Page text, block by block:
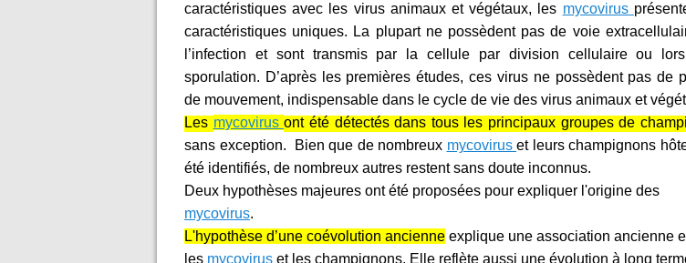
caractéristiques avec les virus animaux et végétaux, les mycovirus
caractéristiques uniques. La plupart ne possèdent pas de voie
l’infection et sont transmis par la cellule par division cellulaire ou
sporulation. D’après les premières études, ces virus ne possèdent pas de
de mouvement, indispensable dans le cycle de vie des virus animaux et
Les mycovirusont été détectés dans tous les principaux groupes de
sans exception. Bien que de nombreux mycovirus et leurs champignons
été identifiés, de nombreux autres restent sans doute inconnus.
Deux hypothèses majeures ont été proposées pour expliquer l'origine des
mycovirus.
L'hypothèse d’une coévolution ancienne explique une association ancienne
les mycovirus et les champignons. Elle reflète aussi une évolution à long